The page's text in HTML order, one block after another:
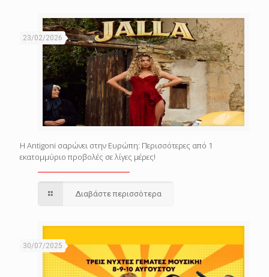
23/02/2026
Η Antigoni σαρώνει στην Ευρώπη: Περισσότερες από 1
εκατομμύριο προβολές σε λίγες μέρες!
Διαβάστε περισσότερα
30/07/2025